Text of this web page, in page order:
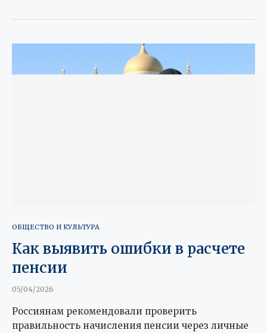
ОБЩЕСТВО И КУЛЬТУРА
Как выявить ошибки в расчете
пенсии
05/04/2026
Россиянам рекомендовали проверить
правильность начисления пенсии через личные